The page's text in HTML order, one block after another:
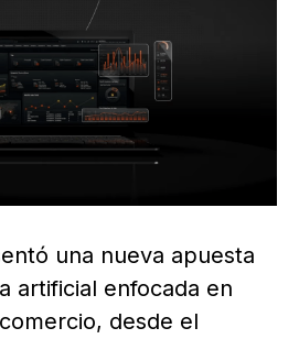
una nueva apuesta
artificial enfocada en
desde el